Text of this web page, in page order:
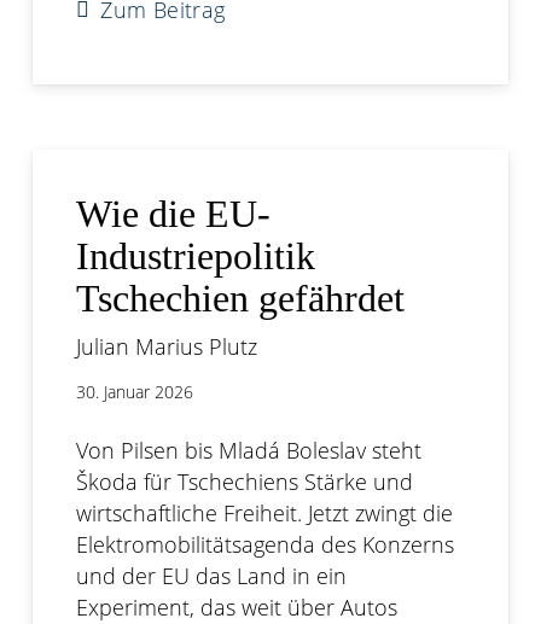
Zum Beitrag
Wie die EU-
Industriepolitik
Tschechien gefährdet
Julian Marius Plutz
30. Januar 2026
Von Pilsen bis Mladá Boleslav steht
Škoda für Tschechiens Stärke und
wirtschaftliche Freiheit. Jetzt zwingt die
Elektromobilitätsagenda des Konzerns
und der EU das Land in ein
Experiment, das weit über Autos